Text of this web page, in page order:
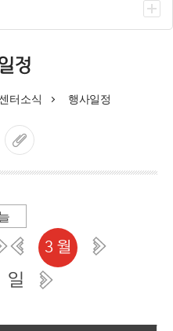
정
터소식 행사일정
3 월
일